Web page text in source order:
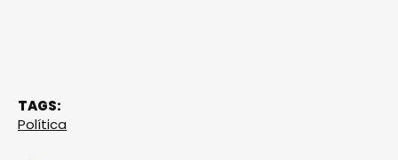
TAGS:
Política